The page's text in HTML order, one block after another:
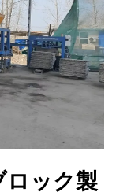
ロック製